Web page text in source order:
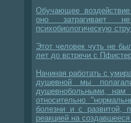
Обучающее
оно затрагивает
психобиологическую
Этот человек чуть не
лет до встречи с
Начиная работать с
душевной мы
душевнобольными,
относительно
болезни и с развитой,
реакцией на